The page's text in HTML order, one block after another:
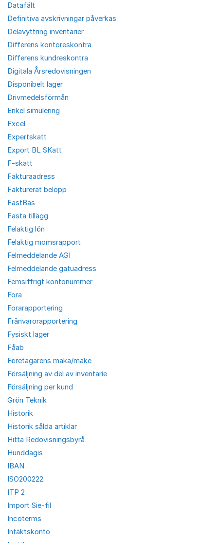
Datafält
Definitiva avskrivningar påverkas
Delavyttring inventarier
Differens kontoreskontra
Differens kundreskontra
Digitala Årsredovisningen
Disponibelt lager
Drivmedelsförmån
Enkel simulering
Excel
Expertskatt
Export BL SKatt
F-skatt
Fakturaadress
Fakturerat belopp
FastBas
Fasta tillägg
Felaktig lön
Felaktig momsrapport
Felmeddelande AGI
Felmeddelande gatuadress
Femsiffrigt kontonummer
Fora
Forarapportering
Frånvarorapportering
Fysiskt lager
Fåab
Företagarens maka/make
Försäljning av del av inventarie
Försäljning per kund
Grön Teknik
Historik
Historik sålda artiklar
Hitta Redovisningsbyrå
Hunddagis
IBAN
ISO200222
ITP 2
Import Sie-fil
Incoterms
Intäktskonto